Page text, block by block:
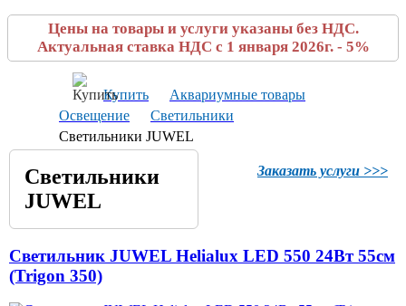
Цены на товары и услуги указаны без НДС.
Актуальная ставка НДС с 1 января 2026г. - 5%
Купить
Аквариумные товары
Освещение
Светильники
Светильники JUWEL
Заказать услуги >>>
Светильники
JUWEL
Светильник JUWEL Helialux LED 550 24Вт 55см
(Trigon 350)